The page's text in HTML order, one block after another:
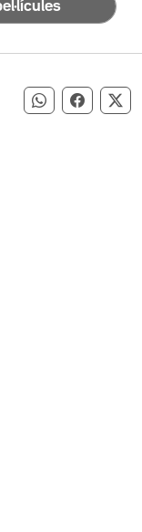
Compartir